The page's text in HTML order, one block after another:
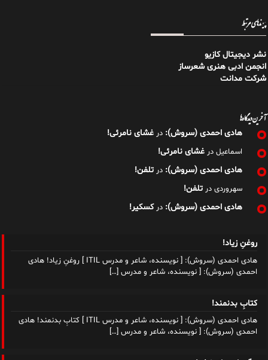
پیوندهای مرتبط
نشر دیجیتال کازیو
انجمن ادبی هنری شعرساز
شرکت مدانت
آخرین دیدگاه‌ها
هادی احمدی (سروش): در غشای نامرئی!
اسماعیل در غشای نامرئی!
هادی احمدی (سروش): در تلفن!
سهروردی در تلفن!
هادی احمدی (سروش): درکسکیر!
روغنِ زیاد!
هادی احمدی (سروش): [ نویسنده، شاعر و مدرس ITIL ] روغنِ زیاد! هادی
احمدی (سروش): [ نویسنده، شاعر و مدرس […]
کتابِ بدنمند!
هادی احمدی (سروش): [ نویسنده، شاعر و مدرس ITIL ] کتابِ بدنمند! هادی
احمدی (سروش): [ نویسنده، شاعر و مدرس […]